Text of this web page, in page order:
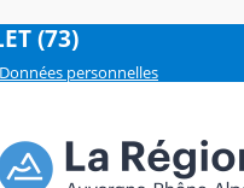
(73)
Données personnelles